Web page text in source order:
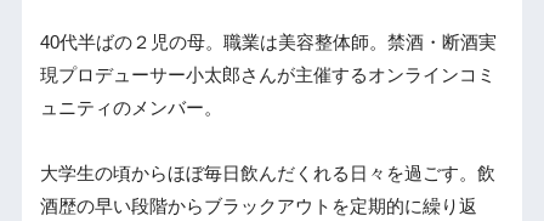
40代半ばの２児の母。職業は美容整体師。禁酒・断酒実
現プロデューサー小太郎さんが主催するオンラインコミ
ュニティのメンバー。
大学生の頃からほぼ毎日飲んだくれる日々を過ごす。飲
酒歴の早い段階からブラックアウトを定期的に繰り返